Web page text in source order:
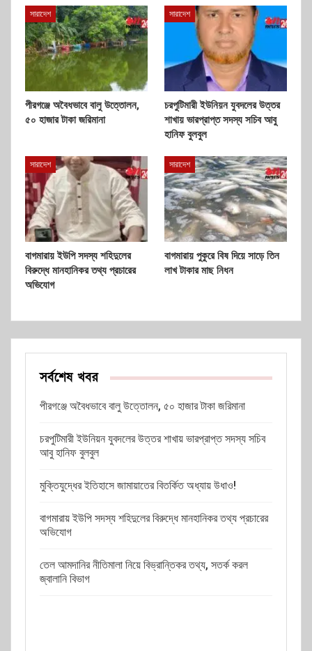
সারাদেশ
পীরগঞ্জে অবৈধভাবে বালু উত্তোলন,
৫০ হাজার টাকা জরিমানা
সারাদেশ
চরপুটিমারী ইউনিয়ন যুবদলের উত্তর
শাখায় ভারপ্রাপ্ত সদস্য সচিব আবু
হানিফ বুলবুল
সারাদেশ
বাগমারায় ইউপি সদস্য শহিদুলের
বিরুদ্ধে মানহানিকর তথ্য প্রচারের
অভিযোগ
সারাদেশ
বাগমারায় পুকুরে বিষ দিয়ে সাড়ে তিন
লাখ টাকার মাছ নিধন
সর্বশেষ খবর
পীরগঞ্জে অবৈধভাবে বালু উত্তোলন, ৫০ হাজার টাকা জরিমানা
চরপুটিমারী ইউনিয়ন যুবদলের উত্তর শাখায় ভারপ্রাপ্ত সদস্য সচিব
আবু হানিফ বুলবুল
মুক্তিযুদ্ধের ইতিহাসে জামায়াতের বিতর্কিত অধ্যায় উধাও!
বাগমারায় ইউপি সদস্য শহিদুলের বিরুদ্ধে মানহানিকর তথ্য প্রচারের
অভিযোগ
তেল আমদানির নীতিমালা নিয়ে বিভ্রান্তিকর তথ্য, সতর্ক করল
জ্বালানি বিভাগ